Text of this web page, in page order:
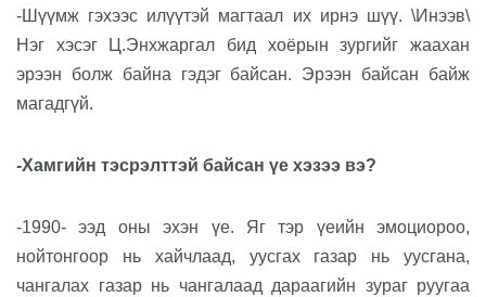
-Шүүмж гэхээс илүүтэй магтаал их ирнэ шүү. \Инээв\
Нэг хэсэг Ц.Энхжаргал бид хоёрын зургийг жаахан
эрээн болж байна гэдэг байсан. Эрээн байсан байж
магадгүй.
-Хамгийн тэсрэлттэй байсан үе хэзээ вэ?
-1990- ээд оны эхэн үе. Яг тэр үеийн эмоциороо,
нойтонгоор нь хайчлаад, уусгах газар нь уусгана,
чангалах газар нь чангалаад дараагийн зураг руугаа